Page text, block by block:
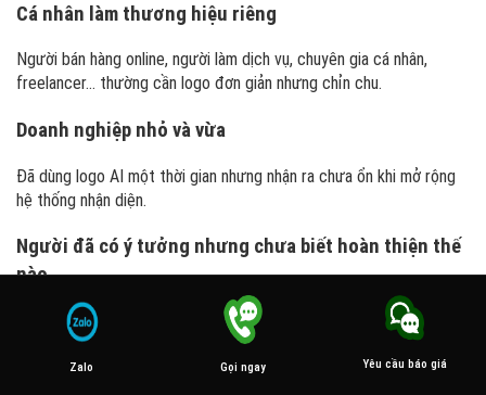
Cá nhân làm thương hiệu riêng
Người bán hàng online, người làm dịch vụ, chuyên gia cá nhân,
freelancer… thường cần logo đơn giản nhưng chỉn chu.
Doanh nghiệp nhỏ và vừa
Đã dùng logo AI một thời gian nhưng nhận ra chưa ổn khi mở rộng
hệ thống nhận diện.
Người đã có ý tưởng nhưng chưa biết hoàn thiện thế
nào
Nhiều khách không muốn bỏ ý tưởng cũ. Dịch vụ chỉnh sửa sẽ giúp
biến ý tưởng ban đầu thành logo có thể sử dụng thật sự.
Zalo Gọi ngay Yêu cầu báo giá